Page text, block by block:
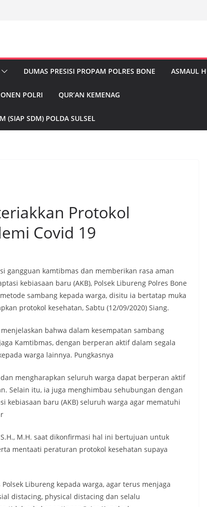
DUMAS PRESISI PROPAM POLRES BONE ASMAUL
POLRI QUR’AN KEMENAG
(SIAP SDM) POLDA SULSEL
Protokol
Covid 19
gangguan kamtibmas dan memberikan rasa aman
kebiasaan baru (AKB), Polsek Libureng Polres Bone
sambang kepada warga, disitu ia bertatap muka
protokol kesehatan, Sabtu (12/09/2020) Siang.
bahwa dalam kesempatan sambang
Kamtibmas, dengan berperan aktif dalam segala
warga lainnya. Pungkasnya
mengharapkan seluruh warga dapat berperan aktif
Selain itu, ia juga menghimbau sehubungan dengan
kebiasaan baru (AKB) seluruh warga agar mematuhi
M.H. saat dikonfirmasi hal ini bertujuan untuk
mentaati peraturan protokol kesehatan supaya
Libureng kepada warga, agar terus menjaga
distacing, physical distacing dan selalu